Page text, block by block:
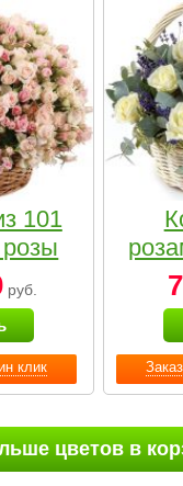
клик
101
розы
руб.
цветов в